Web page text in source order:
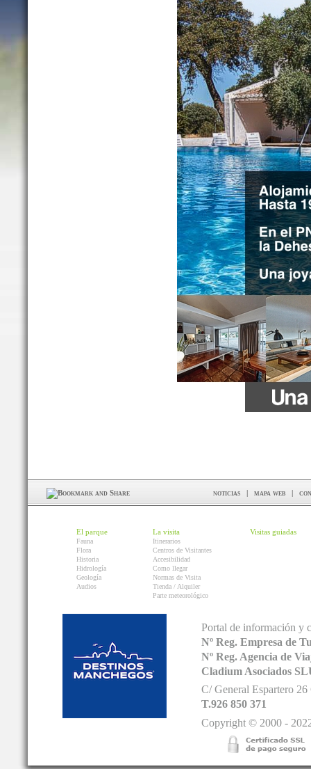
noticias | mapa web |
El parque
Fauna
Flora
Historia
Hidrología
Geología
Audios
La visita
Itinerarios
Centros de Visitantes
Accesibilidad
Como llegar
Normas de Visita
Tienda / Alquiler
Parte meteorológico
Visitas guiadas
Portal de información y
Nº Reg. Empresa de
Nº Reg. Agencia de
Cladium Asociados
C/ General Espartero
T.926 850 371
Copyright © 2000 -